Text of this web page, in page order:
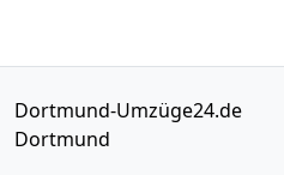
Dortmund-Umzüge24.de
Dortmund